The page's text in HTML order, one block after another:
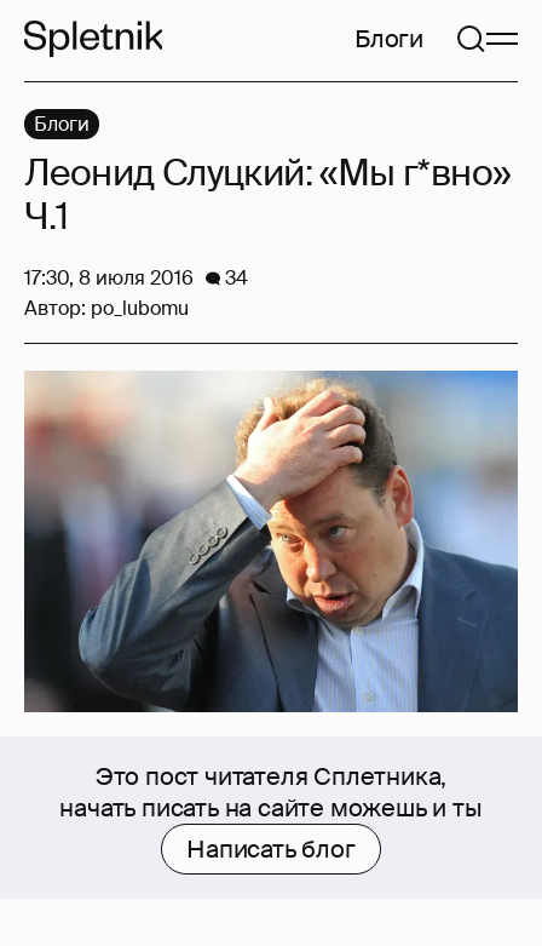
Блоги
Это пост читателя Сплетника,
начать писать на сайте можешь и ты
Написать блог
Блоги
Леонид Слуцкий: «Мы г*вно»
Ч.1
17:30, 8 июля 2016
34
Автор: po_lubomu